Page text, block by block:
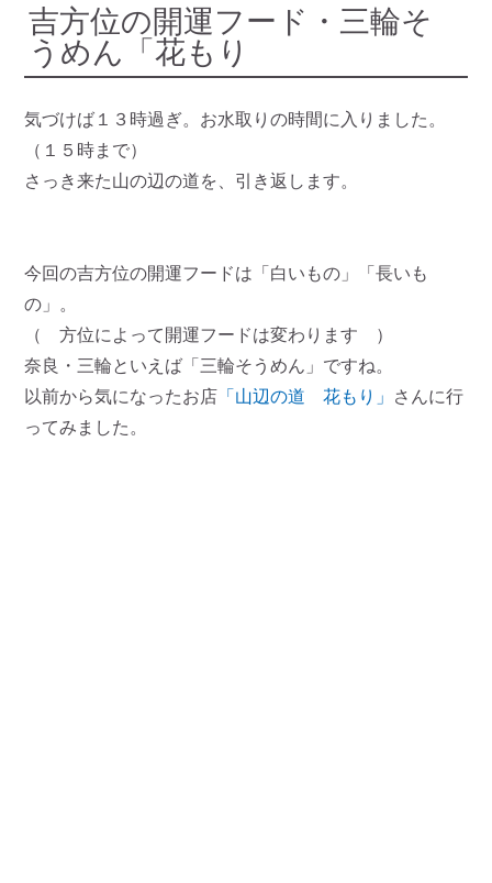
吉方位の開運フード・三輪そ
うめん「花もり
気づけば１３時過ぎ。お水取りの時間に入りました。
（１５時まで）
さっき来た山の辺の道を、引き返します。
今回の吉方位の開運フードは「白いもの」「長いも
の」。
（ 方位によって開運フードは変わります ）
奈良・三輪といえば「三輪そうめん」ですね。
以前から気になったお店 「山辺の道 花もり」 さんに行
ってみました。